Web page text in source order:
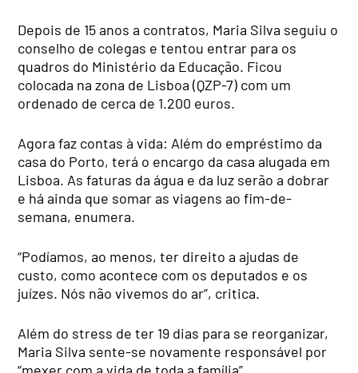
Depois de 15 anos a contratos, Maria Silva seguiu o
conselho de colegas e tentou entrar para os
quadros do Ministério da Educação. Ficou
colocada na zona de Lisboa (QZP-7) com um
ordenado de cerca de 1.200 euros.
Agora faz contas à vida: Além do empréstimo da
casa do Porto, terá o encargo da casa alugada em
Lisboa. As faturas da água e da luz serão a dobrar
e há ainda que somar as viagens ao fim-de-
semana, enumera.
“Podíamos, ao menos, ter direito a ajudas de
custo, como acontece com os deputados e os
juízes. Nós não vivemos do ar”, critica.
Além do stress de ter 19 dias para se reorganizar,
Maria Silva sente-se novamente responsável por